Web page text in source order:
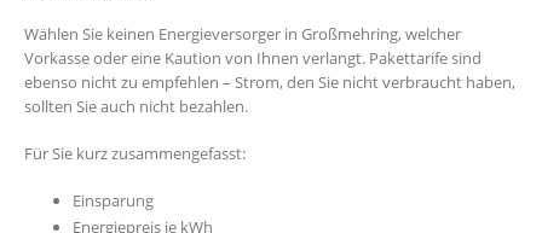
Wählen Sie keinen Energieversorger in Großmehring, welcher
Vorkasse oder eine Kaution von Ihnen verlangt. Pakettarife sind
ebenso nicht zu empfehlen – Strom, den Sie nicht verbraucht haben,
sollten Sie auch nicht bezahlen.
Für Sie kurz zusammengefasst:
Einsparung
Energiepreis je kWh